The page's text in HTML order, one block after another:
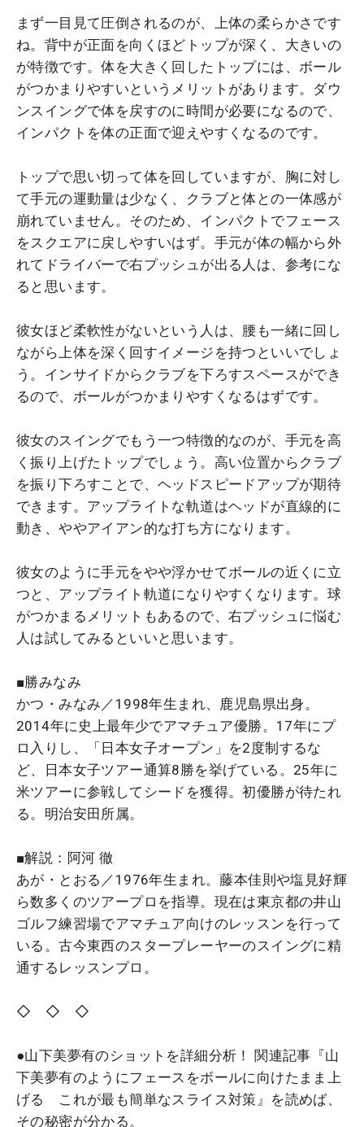
まず一目見て圧倒されるのが、上体の柔らかさです
ね。背中が正面を向くほどトップが深く、大きいの
が特徴です。体を大きく回したトップには、ボール
がつかまりやすいというメリットがあります。ダウ
ンスイングで体を戻すのに時間が必要になるので、
インパクトを体の正面で迎えやすくなるのです。
トップで思い切って体を回していますが、胸に対し
て手元の運動量は少なく、クラブと体との一体感が
崩れていません。そのため、インパクトでフェース
をスクエアに戻しやすいはず。手元が体の幅から外
れてドライバーで右プッシュが出る人は、参考にな
ると思います。
彼女ほど柔軟性がないという人は、腰も一緒に回し
ながら上体を深く回すイメージを持つといいでしょ
う。インサイドからクラブを下ろすスペースができ
るので、ボールがつかまりやすくなるはずです。
彼女のスイングでもう一つ特徴的なのが、手元を高
く振り上げたトップでしょう。高い位置からクラブ
を振り下ろすことで、ヘッドスピードアップが期待
できます。アップライトな軌道はヘッドが直線的に
動き、ややアイアン的な打ち方になります。
彼女のように手元をやや浮かせてボールの近くに立
つと、アップライト軌道になりやすくなります。球
がつかまるメリットもあるので、右プッシュに悩む
人は試してみるといいと思います。
■勝みなみ
かつ・みなみ／1998年生まれ、鹿児島県出身。
2014年に史上最年少でアマチュア優勝。17年にプ
ロ入りし、「日本女子オープン」を2度制するな
ど、日本女子ツアー通算8勝を挙げている。25年に
米ツアーに参戦してシードを獲得。初優勝が待たれ
る。明治安田所属。
■解説：阿河 徹
あが・とおる／1976年生まれ。藤本佳則や塩見好輝
ら数多くのツアープロを指導。現在は東京都の井山
ゴルフ練習場でアマチュア向けのレッスンを行って
いる。古今東西のスタープレーヤーのスイングに精
通するレッスンプロ。
◇ ◇ ◇
●山下美夢有のショットを詳細分析！ 関連記事『山
下美夢有のようにフェースをボールに向けたまま上
げる これが最も簡単なスライス対策』を読めば、
その秘密が分かる。